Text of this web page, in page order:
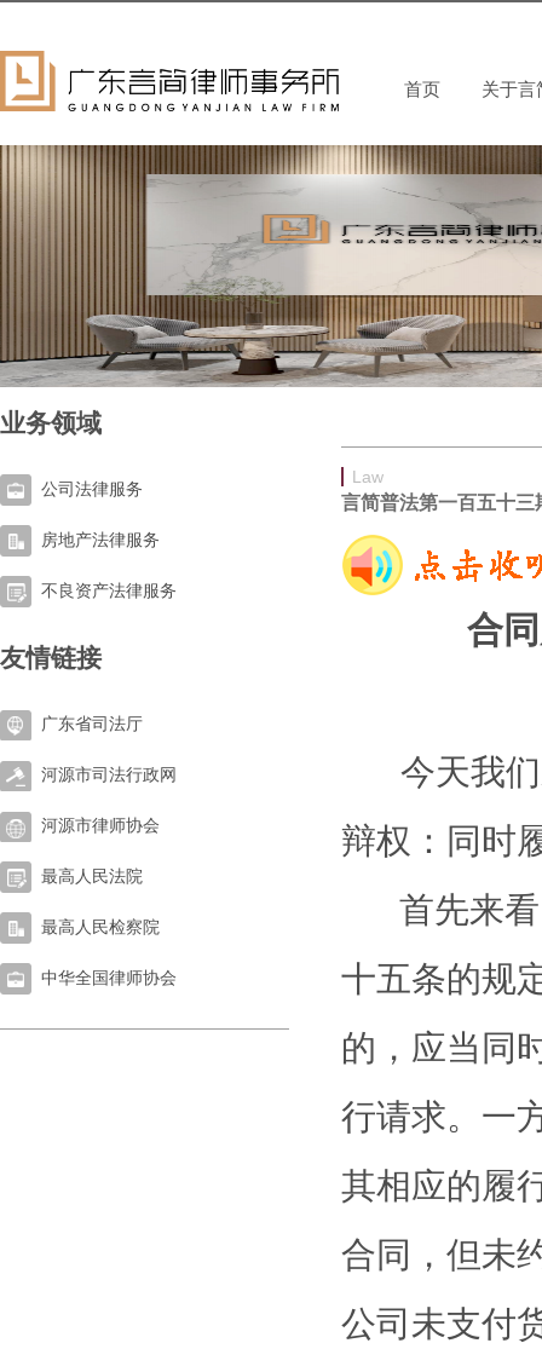
首页 关于言
业务领域
公司法律服务
房地产法律服务
不良资产法律服务
友情链接
广东省司法厅
河源市司法行政网
河源市律师协会
最高人民法院
最高人民检察院
中华全国律师协会
Law
言简普法第一百五十
合
今天我们
辩权：同时
首先来看
十五条的规
的 ，应当同
行请求。一
其相应的履
合同， 但未
公司未支付